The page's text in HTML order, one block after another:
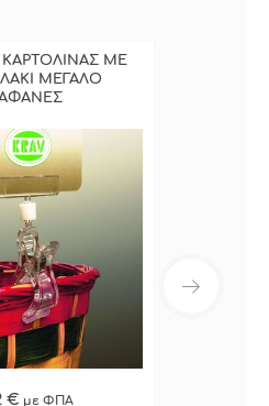
ΚΑΡΤΟΛΙΝΑΣ ΜΕ
ΜΕΓΑΛΟ
€ με ΦΠΑ